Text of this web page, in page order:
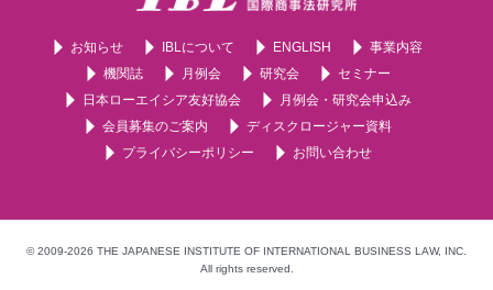
お知らせ IBLについて ENGLISH
事業内容
機関誌
月例会 研究会
セミナー
日本ローエイシア友好協会
月例会・研究会申込み
会員募集のご案内
ディスクロージャー資料
プライバシーポリシー
お問い合わせ
© 2009-2026 THE JAPANESE INSTITUTE OF INTERNATIONAL BUSINESS LAW, INC.
All rights reserved.